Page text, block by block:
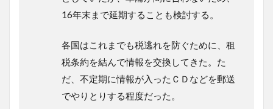
16年末まで延期することも検討する。
各国はこれまでも税逃れを防ぐために、租
税条約を結んで情報を交換してきた。た
だ、不定期に情報が入ったＣＤなどを郵送
でやりとりする程度だった。